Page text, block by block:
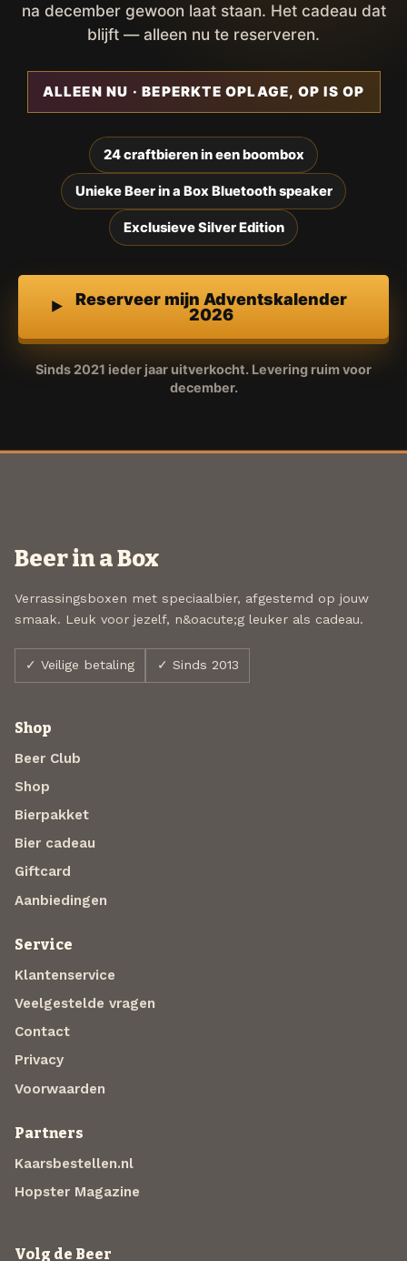
na december gewoon laat staan. Het cadeau dat
blijft — alleen nu te reserveren.
ALLEEN NU · BEPERKTE OPLAGE, OP IS OP
24 craftbieren in een boombox
Unieke Beer in a Box Bluetooth speaker
Exclusieve Silver Edition
Reserveer mijn Adventskalender
2026
Sinds 2021 ieder jaar uitverkocht. Levering ruim voor
december.
Beer in a Box
Verrassingsboxen met speciaalbier, afgestemd op jouw
smaak. Leuk voor jezelf, n&oacute;g leuker als cadeau.
✓ Veilige betaling ✓ Sinds 2013
Shop
Beer Club
Shop
Bierpakket
Bier cadeau
Giftcard
Aanbiedingen
Service
Klantenservice
Veelgestelde vragen
Contact
Privacy
Voorwaarden
Partners
Kaarsbestellen.nl
Hopster Magazine
Volg de Beer